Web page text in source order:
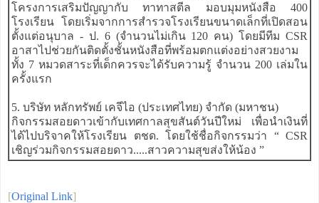
โครงการเสริมปัญญากับ ทาทาสตีล มอบมุมหนังสือ 400
โรงเรียน โดยเริ่มจากการสำรวจโรงเรียนขนาดเล็กที่เปิดสอน
ตั้งแต่อนุบาล - ป. 6 (จำนวนไม่เกิน 120 คน) โดยมีทีม CSR
อาสาไปช่วยกันติดตั้งชั้นหนังสือที่พร้อมตกแต่งอย่างสวยงาม
ทั้ง 7 หมวดสาระที่เด็กควรจะได้รับความรู้ จำนวน 200 เล่มใน
ครั้งแรก
5. บริษัท หลักทรัพย์ เคจีไอ (ประเทศไทย) จำกัด (มหาชน)
กิจกรรมสอยดาวเข้ากับเทศกาลสุขสันต์วันปีใหม่ เพื่อนำเงินที่
ได้ไปบริจาคให้โรงเรียน ตชด. โดยใช้ชื่อกิจกรรมว่า “ CSR
เชิญร่วมกิจกรรมสอยดาว.....สาวความสุขส่งให้น้อง ”
[Original Link]